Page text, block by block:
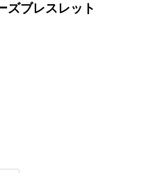
ズブレスレット